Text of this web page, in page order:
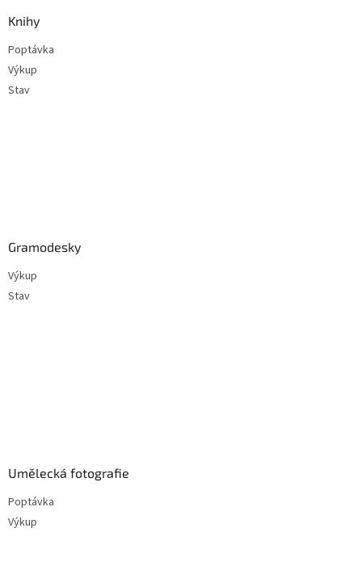
Knihy
Poptávka
Výkup
Stav
Gramodesky
Výkup
Stav
Umělecká fotografie
Poptávka
Výkup